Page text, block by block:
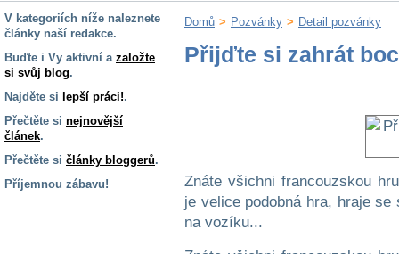
V kategoriích níže naleznete
články naší redakce.
Buďte i Vy aktivní a založte
si svůj blog.
Najděte si lepší práci!.
Přečtěte si nejnovější
článek.
Přečtěte si články bloggerů.
Příjemnou zábavu!
Domů > Pozvánky > Detail pozvánky
Přijďte si zahrát
Znáte všichni francouzskou
je velice podobná hra, hraje
na vozíku...